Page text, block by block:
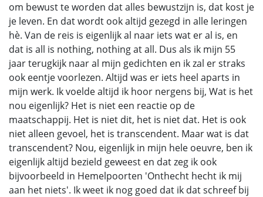
om bewust te worden dat alles bewustzijn is, dat kost je
je leven. En dat wordt ook altijd gezegd in alle leringen
hè. Van de reis is eigenlijk al naar iets wat er al is, en
dat is all is nothing, nothing at all. Dus als ik mijn 55
jaar terugkijk naar al mijn gedichten en ik zal er straks
ook eentje voorlezen. Altijd was er iets heel aparts in
mijn werk. Ik voelde altijd ik hoor nergens bij, Wat is het
nou eigenlijk? Het is niet een reactie op de
maatschappij. Het is niet dit, het is niet dat. Het is ook
niet alleen gevoel, het is transcendent. Maar wat is dat
transcendent? Nou, eigenlijk in mijn hele oeuvre, ben ik
eigenlijk altijd bezield geweest en dat zeg ik ook
bijvoorbeeld in Hemelpoorten 'Onthecht hecht ik mij
aan het niets'. Ik weet ik nog goed dat ik dat schreef bij